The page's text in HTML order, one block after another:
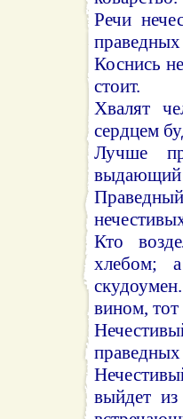
Речи
Коснись
стоит.
Хвалят
сердцем
Лучше
выдающий
Кто
хлебом;
вином, тот
праведных
выйдет